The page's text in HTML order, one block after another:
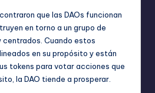
que las DAOs funcionan
en torno a un grupo de
Cuando estos
en su propósito y están
tokens para votar acciones que
la DAO tiende a prosperar.